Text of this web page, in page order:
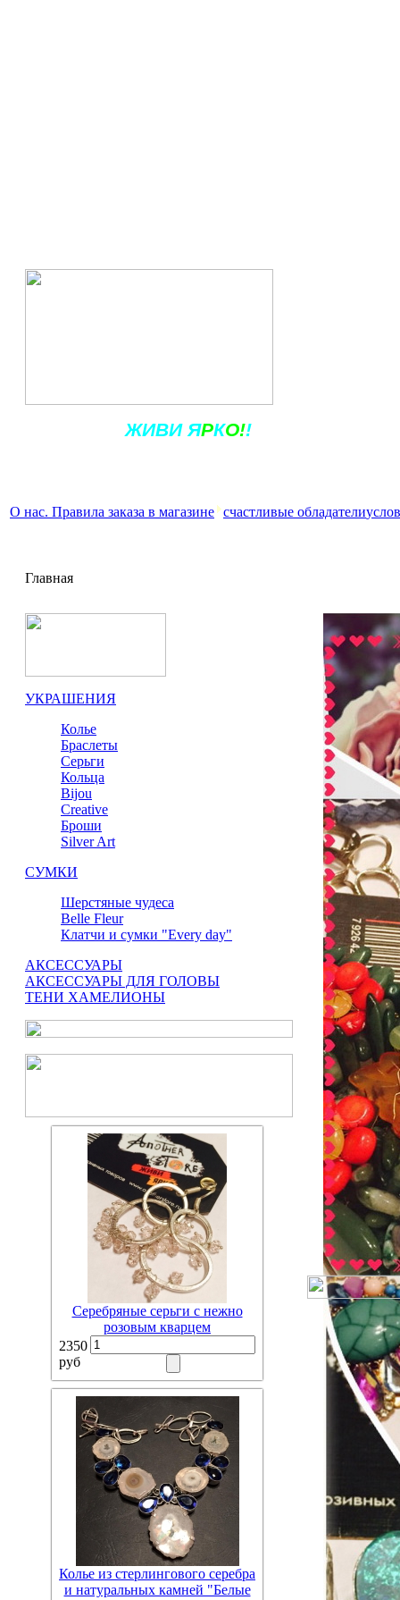
ЖИВИ ЯРКО!!
О нас. Правила заказа в магазине счастливые обладатели
Главная
УКРАШЕНИЯ
Колье
Браслеты
Серьги
Кольца
Bijou
Сreative
Броши
Silver Art
СУМКИ
Шерстяные чудеса
Belle Fleur
Клатчи и сумки "Every day"
АКСЕССУАРЫ
АКСЕССУАРЫ ДЛЯ ГОЛОВЫ
ТЕНИ ХАМЕЛИОНЫ
Серебряные серьги с нежно
розовым кварцем
2350
руб
Колье из стерлингового серебра
и натуральных камней "Белые